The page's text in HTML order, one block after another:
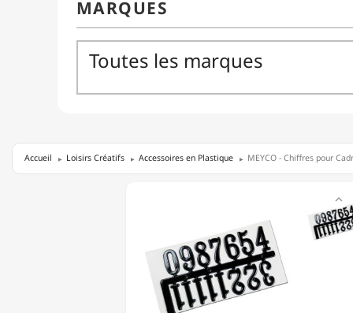
Accueil Loisirs Créatifs Accessoires en Plastique MEYCO - Chiffres pour
